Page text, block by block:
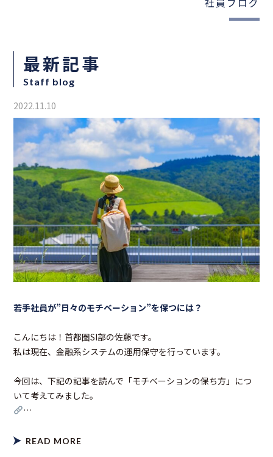
最新記事
Staff blog
2022.11.10
若手社員が”日々のモチベーション”を保つには？
こんにちは！首都圏SI部の佐藤です。
私は現在、金融系システムの運用保守を行っています。
今回は、下記の記事を読んで「モチベーションの保ち方」につ
いて考えてみました。
…
READ MORE